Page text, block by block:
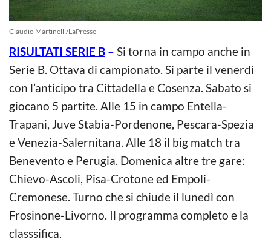
Claudio Martinelli/LaPresse
RISULTATI SERIE B – Si torna in campo anche in
Serie B. Ottava di campionato. Si parte il venerdì
con l’anticipo tra Cittadella e Cosenza. Sabato si
giocano 5 partite. Alle 15 in campo Entella-
Trapani, Juve Stabia-Pordenone, Pescara-Spezia
e Venezia-Salernitana. Alle 18 il big match tra
Benevento e Perugia. Domenica altre tre gare:
Chievo-Ascoli, Pisa-Crotone ed Empoli-
Cremonese. Turno che si chiude il lunedì con
Frosinone-Livorno. Il programma completo e la
classsifica.